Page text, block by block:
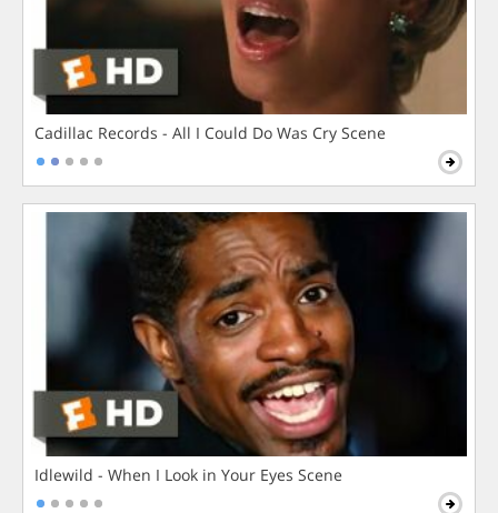
Cadillac Records - All I Could Do Was Cry Scene
Idlewild - When I Look in Your Eyes Scene